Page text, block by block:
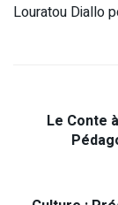
Louratou Diallo
Le Conte